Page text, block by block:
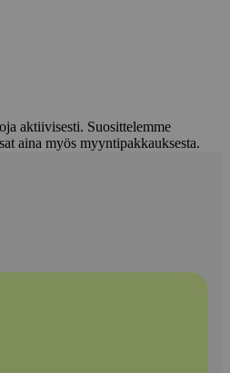
aktiivisesti. Suosittelemme
aina myös myyntipakkauksesta.